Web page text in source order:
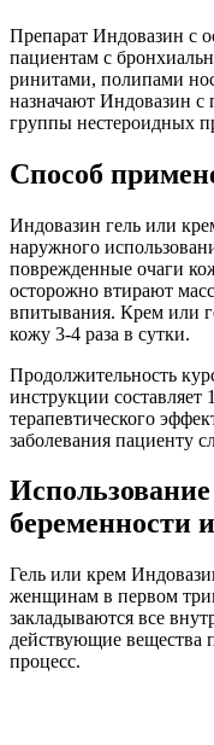
Препарат Индовазин с
пациентам с
ринитами, полипами
назначают Индовазин с
группы нестероидных
Способ
Индовазин гель или
наружного
поврежденные очаги
осторожно втирают
впитывания. Крем или
кожу 3-4 раза в сутки.
Продолжительность
инструкции
терапевтического
заболевания пациенту
беременности
Гель или крем
женщинам в первом
закладываются все
действующие вещества
процесс.